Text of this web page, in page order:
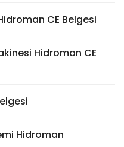
CE Belgesi
Hidroman CE
Hidroman